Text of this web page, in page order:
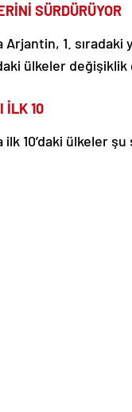
SÜRDÜRÜYOR
Arjantin, 1.
ülkeler
İLK 10
ilk 10’daki ülkeler şu